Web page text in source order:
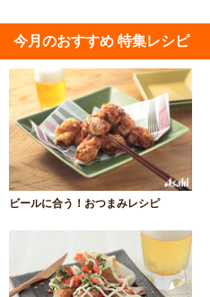
今月のおすすめ 特集レシピ
ビールに合う！おつまみレシピ